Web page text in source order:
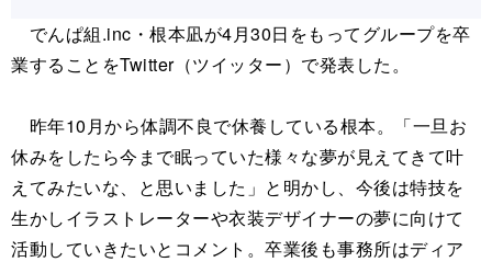
でんぱ組.inc・根本凪が4月30日をもってグループを卒
業することをTwitter（ツイッター）で発表した。
昨年10月から体調不良で休養している根本。「一旦お
休みをしたら今まで眠っていた様々な夢が見えてきて叶
えてみたいな、と思いました」と明かし、今後は特技を
生かしイラストレーターや衣装デザイナーの夢に向けて
活動していきたいとコメント。卒業後も事務所はディア